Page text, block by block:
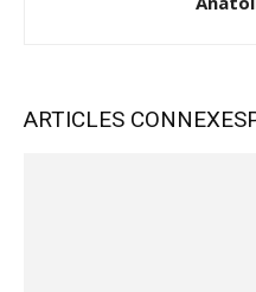
ARTICLES CONNEXES